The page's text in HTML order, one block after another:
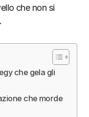
che non si
che gela gli
che morde